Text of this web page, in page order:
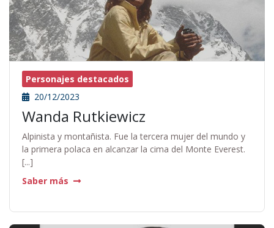
Personajes destacados
20/12/2023
Wanda Rutkiewicz
Alpinista y montañista. Fue la tercera mujer del mundo y
la primera polaca en alcanzar la cima del Monte Everest.
[...]
Saber más